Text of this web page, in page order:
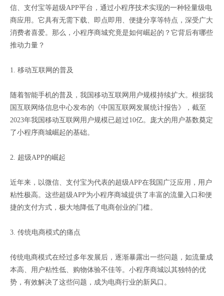
信、支付宝等超级APP平台，通过小程序技术实现的一种轻量级电
商应用。它具有无需下载、即点即用、便捷分享等特点，深受广大
消费者喜爱。那么，小程序商城究竟是如何崛起的？它背后有哪些
推动力量？
1. 移动互联网的普及
随着智能手机的普及，我国移动互联网用户规模持续扩大。根据我
国互联网络信息中心发布的《中国互联网发展统计报告》，截至
2023年我国移动互联网用户规模已超过10亿。庞大的用户基数奠定
了小程序商城崛起的基础。
2. 超级APP的崛起
近年来，以微信、支付宝为代表的超级APP在我国广泛应用，用户
粘性极高。这些超级APP为小程序商城提供了丰富的流量入口和便
捷的支付方式，极大地降低了电商创业的门槛。
3. 传统电商模式的痛点
传统电商模式在经过多年发展后，逐渐暴露出一些问题，如流量成
本高、用户粘性低、购物体验不佳等。小程序商城以其独特的优
势，有效解决了这些问题，成为电商行业的新风口。